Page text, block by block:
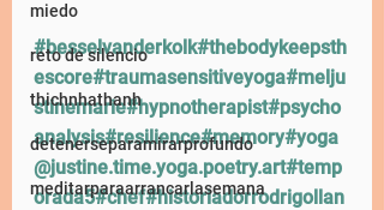
miedo
reto de silencio
thichnhathanh
detenerseparamirarprofundo
meditarparaarrancarlasemana
#besselvanderkolk#thebodykeepsth
escore#traumasensitiveyoga#melju
stinemarie#hypnotherapist#psycho
analysis#resilience#memory#yoga
@justine.time.yoga.poetry.art#temp
orada5#chef#historiadorrodrigollan